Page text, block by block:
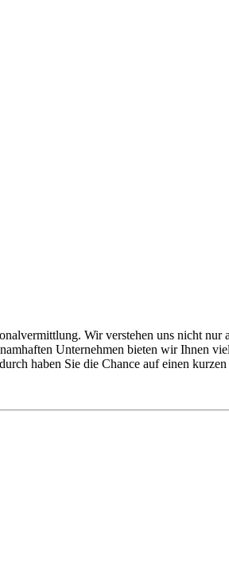
Wir verstehen uns nicht nur
Unternehmen bieten wir Ihnen
haben Sie die Chance auf einen